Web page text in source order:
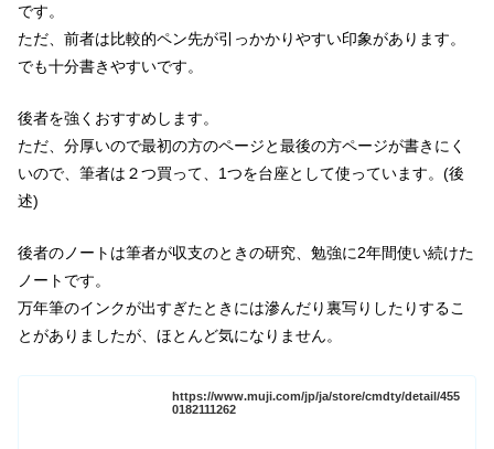
です。
ただ、前者は比較的ペン先が引っかかりやすい印象があります。
でも十分書きやすいです。
後者を強くおすすめします。
ただ、分厚いので最初の方のページと最後の方ページが書きにく
いので、筆者は２つ買って、1つを台座として使っています。(後
述)
後者のノートは筆者が収支のときの研究、勉強に2年間使い続けた
ノートです。
万年筆のインクが出すぎたときには滲んだり裏写りしたりするこ
とがありましたが、ほとんど気になりません。
https://www.muji.com/jp/ja/store/cmdty/detail/455
0182111262